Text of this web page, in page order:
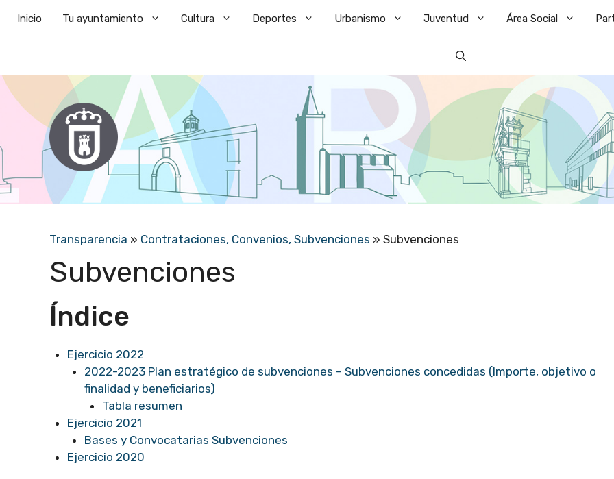
Inicio Tu ayuntamiento Cultura Deportes Urbanismo Juventud Área Social
Transparencia » Contrataciones, Convenios, Subvenciones » Subvenciones
Subvenciones
Índice
Ejercicio 2022
2022-2023 Plan estratégico de subvenciones – Subvenciones concedidas (Importe, objetivo o
finalidad y beneficiarios)
Tabla resumen
Ejercicio 2021
Bases y Convocatarias Subvenciones
Ejercicio 2020